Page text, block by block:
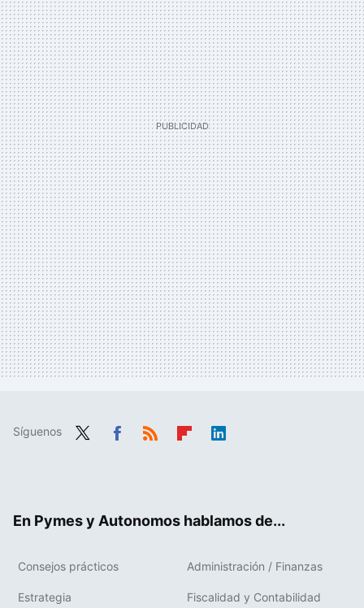
Síguenos
En Pymes y Autonomos hablamos de...
Consejos prácticos Administración / Finanzas
Estrategia Fiscalidad y Contabilidad